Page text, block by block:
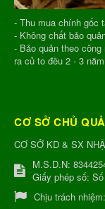
- Thu mua chính gốc
- Không chất bảo
- Bảo quản theo
ra củ to đều 2 - 3
CƠ SỞ CHỦ
CƠ SỞ KD & SX
M.S.D.N:
Giấy phép số:
Chịu trách nhiệm: